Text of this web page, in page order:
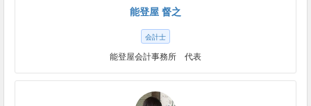
能登屋 督之
会計士
能登屋会計事務所 代表